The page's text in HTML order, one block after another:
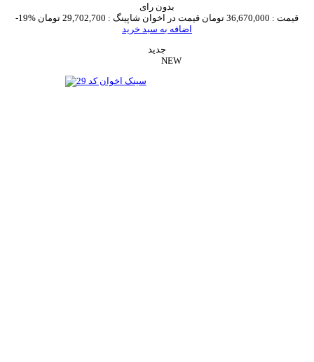
بدون رای
-19%
قیمت : 36,670,000 تومان قیمت در اخوان شاپینگ : 29,702,700 تومان
اضافه به سبد خرید
جدید
NEW